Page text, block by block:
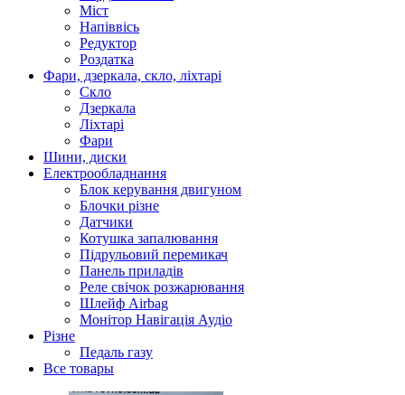
Міст
Напіввісь
Редуктор
Роздатка
Фари, дзеркала, скло, ліхтарі
Cкло
Дзеркала
Ліхтарі
Фари
Шини, диски
Електрообладнання
Блок керування двигуном
Блочки різне
Датчики
Котушка запалювання
Підрульовий перемикач
Панель приладів
Реле свічок розжарювання
Шлейф Airbag
Монітор Навігація Аудіо
Різне
Педаль газу
Все товары